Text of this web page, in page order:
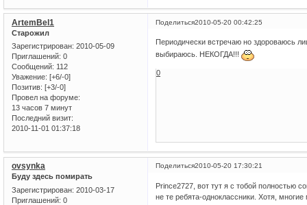
Поделиться2010-05-20 00:42:25
ArtemBel1
Старожил
Зарегистрирован: 2010-05-09
Приглашений: 0
Сообщений: 112
Уважение: [+6/-0]
Позитив: [+3/-0]
Провел на форуме:
13 часов 7 минут
Последний визит:
2010-11-01 01:37:18
Периодически встречаю но здороваюсь
выбираюсь. НЕКОГДА!!!
0
Поделиться2010-05-20 17:30:21
ovsynka
Буду здесь помирать
Зарегистрирован: 2010-03-17
Приглашений: 0
Prince2727, вот тут я с тобой полностью
не те ребята-одноклассники. Хотя,